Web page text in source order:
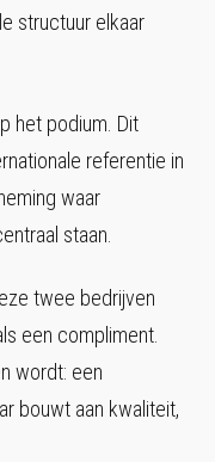
structuur elkaar
het podium. Dit
referentie in
waar
staan.
twee bedrijven
een compliment.
wordt: een
bouwt aan kwaliteit,